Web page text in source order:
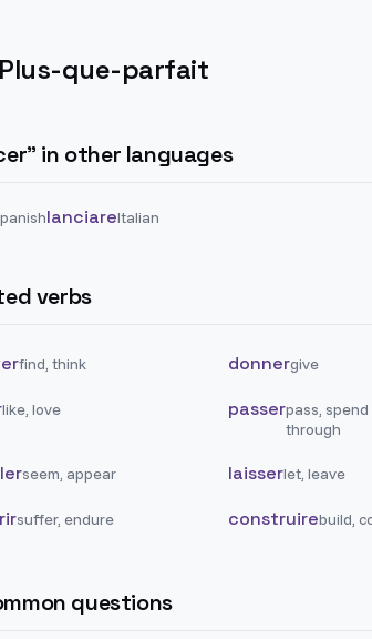
Plus-que-parfait
" in other languages
lanciareItalian
verbs
find, think donnergive
like, love passerpass, spend
through
seem, appear laisserlet, leave
suffer, endure construirebuild,
questions